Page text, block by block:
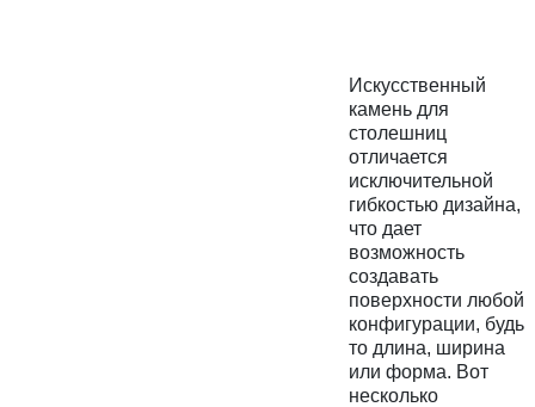
Искусственный
камень для
столешниц
отличается
исключительной
гибкостью дизайна,
что дает
возможность
создавать
поверхности любой
конфигурации, будь
то длина, ширина
или форма. Вот
несколько